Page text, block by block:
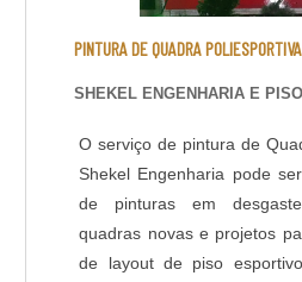
PINTURA DE QUADRA POLIESPORTIVA
SHEKEL ENGENHARIA E
O serviço de pintura de
Shekel Engenharia pode
de pinturas em
quadras novas e projetos
de layout de piso esportivo